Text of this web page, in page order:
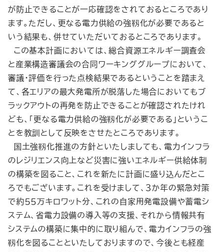
が防止できることが一応確認をされておるところであり
ます。ただし、更なる電力供給の強靱化が必要であると
いう結果も、併せていただいておるところであります。
この基本計画においては、総合資源エネルギー調査会
と産業構造審議会の合同ワーキンググループにおいて、
審議・評価を行った点検結果であるということを踏まえ
て、各エリアの最大発電所が脱落した場合においてもブ
ラックアウトの再発を防止できることが確認されたけれ
ども、「更なる電力供給の強靱化が必要である」というこ
とを教訓として反映をさせたところであります。
国土強靱化推進の方針といたしましても、電力インフラ
のレジリエンス向上など災害に強いエネルギー供給体制
の構築を図ること、これを新たに計画に盛り込んだとこ
ろでもございます。これを受けまして、３か年の緊急対策
で約５５万キロワット分、これの自家用発電設備や蓄電シ
ステム、省電力設備の導入等の支援、それから情報共有
システムの構築に集中的に取り組んで、電力インフラの強
靱化を図ることといたしておりますので、今後とも経産